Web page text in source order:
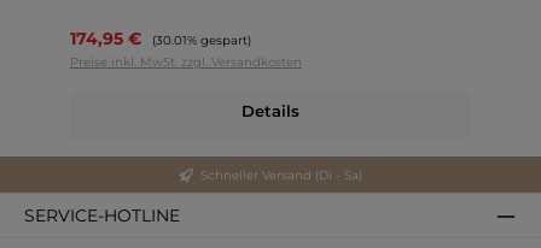
174,95 € Regulärer Preis:
(30.01% gespart)
Preise inkl. MwSt. zzgl. Versandkosten
Details
Schneller Versand (Di - Sa)
SERVICE-HOTLINE